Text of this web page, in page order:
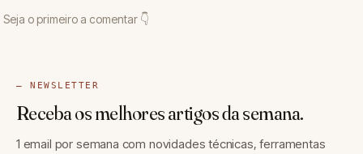
— NEWSLETTER
Receba os melhores artigos da semana.
1 email por semana com novidades técnicas, ferramentas